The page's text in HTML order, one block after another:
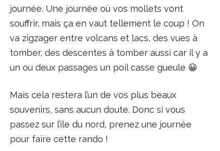
journée. Une journée où vos mollets vont
souffrir, mais ça en vaut tellement le coup ! On
va zigzager entre volcans et lacs, des vues à
tomber, des descentes à tomber aussi car il y a
un ou deux passages un poil casse gueule 😀
Mais cela restera l’un de vos plus beaux
souvenirs, sans aucun doute. Donc si vous
passez sur l’ile du nord, prenez une journée
pour faire cette rando !